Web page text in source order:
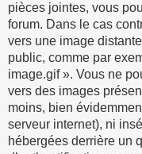
pièces jointes, vous
forum. Dans le cas
vers une image
public, comme par
image.gif ». Vous ne
vers des images
moins, bien
serveur internet), ni
hébergées derrière un